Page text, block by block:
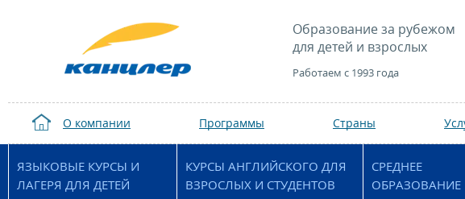
Образование за рубежом
для детей и взрослых
Работаем с 1993 года
О компании Программы Страны
ЯЗЫКОВЫЕ КУРСЫ И
ЛАГЕРЯ ДЛЯ ДЕТЕЙ
КУРСЫ АНГЛИЙСКОГО ДЛЯ
ВЗРОСЛЫХ И СТУДЕНТОВ
СРЕДНЕЕ
ОБРАЗОВАНИЕ